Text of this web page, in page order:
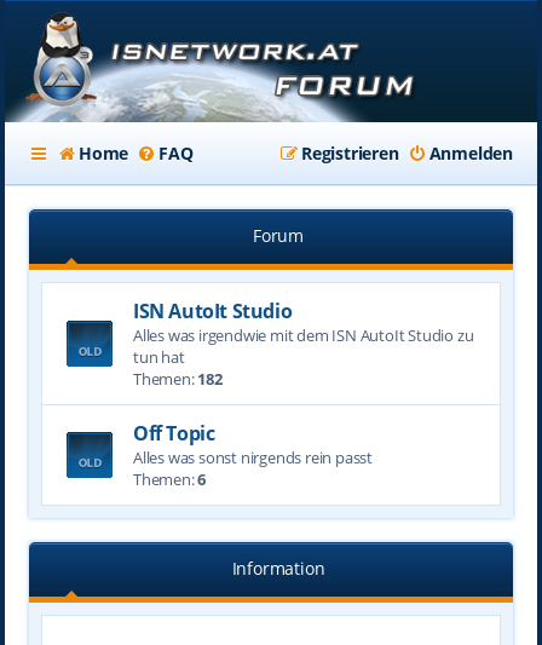
Home FAQ Anmelden
Registrieren
Forum
ISN AutoIt Studio
Alles was irgendwie mit dem ISN AutoIt Studio zu
tun hat
Themen:182
Off Topic
Alles was sonst nirgends rein passt
Themen:6
Information